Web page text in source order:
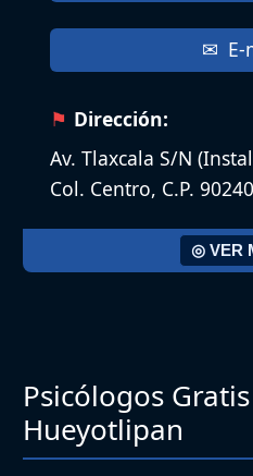
E-
Dirección:
Av. Tlaxcala S/N
Col. Centro, C.P.
◎ VER
Psicólogos
Hueyotlipan